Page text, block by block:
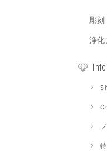
彫刻
浄化